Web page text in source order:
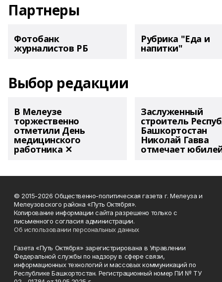
Партнеры
Фотобанк
журналистов РБ
Рубрика "Еда и
напитки"
Выбор редакции
В Мелеузе
торжественно
отметили День
медицинского
работника ✕
Заслуженный
строитель
Башкортостан
Николай Гавва
отмечает
© 2015-2026 Общественно-политическая газета г. Мелеуза и
Мелеузовского района «Путь Октября».
Копирование информации сайта разрешено только с
письменного согласия администрации.
Об использовании персональных данных
Газета «Путь Октября» зарегистрирована в Управлении
Федеральной службы по надзору в сфере связи,
информационных технологий и массовых коммуникаций по
Республике Башкортостан. Регистрационный номер ПИ № ТУ